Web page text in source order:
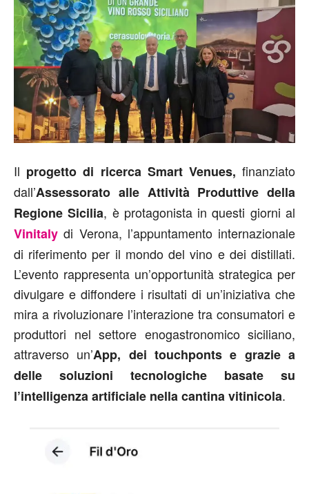
Il progetto di ricerca Smart Venues, finanziato
dall’Assessorato alle Attività Produttive della
Regione Sicilia, è protagonista in questi giorni al
Vinitaly di Verona, l’appuntamento internazionale
di riferimento per il mondo del vino e dei distillati.
L’evento rappresenta un’opportunità strategica per
divulgare e diffondere i risultati di un’iniziativa che
mira a rivoluzionare l’interazione tra consumatori e
produttori nel settore enogastronomico siciliano,
attraverso un’App, dei touchponts e grazie a
delle soluzioni tecnologiche basate su
l’intelligenza artificiale nella cantina vitinicola.